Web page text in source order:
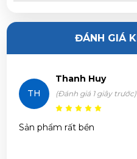
Nguyễn Văn Sang vừa đặt
RTV18-TC-BI 2.0HP
RTV18-TC-BI 2.0HP Inverter
BI 2.0HP Inverter
ĐÁNH GIÁ
TH
Thanh Huy
(Đánh giá 1 giây trước)
Sản phẩm rất bền